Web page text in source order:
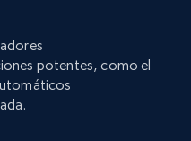
potentes, como el